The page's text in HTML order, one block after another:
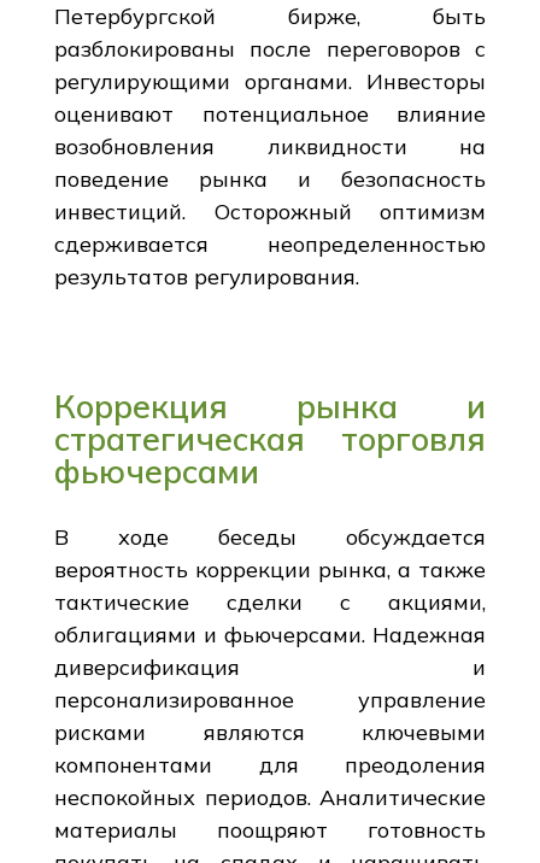
Петербургской бирже, быть
разблокированы после переговоров с
регулирующими органами. Инвесторы
оценивают потенциальное влияние
возобновления ликвидности на
поведение рынка и безопасность
инвестиций. Осторожный оптимизм
сдерживается неопределенностью
результатов регулирования.
Коррекция рынка и
стратегическая торговля
фьючерсами
В ходе беседы обсуждается
вероятность коррекции рынка, а также
тактические сделки с акциями,
облигациями и фьючерсами. Надежная
диверсификация и
персонализированное управление
рисками являются ключевыми
компонентами для преодоления
неспокойных периодов. Аналитические
материалы поощряют готовность